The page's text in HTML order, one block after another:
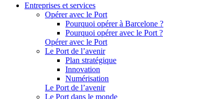
Entreprises et services
Opérer avec le Port
Pourquoi opérer à Barcelone ?
Pourquoi opérer avec le Port ?
Opérer avec le Port
Le Port de l’avenir
Plan stratégique
Innovation
Numérisation
Le Port de l’avenir
Le Port dans le monde